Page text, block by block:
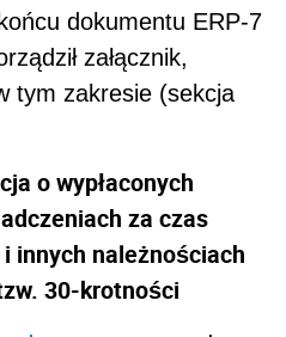
dokumentu ERP-7
załącznik,
tym zakresie (sekcja
o wypłaconych
za czas
innych należnościach
30-krotności